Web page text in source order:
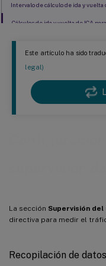
Este artículo ha sido
legal)
La sección Supervisión del
directiva para medir el
Recopilación de
Intervalo de cálculo de ida y vuelta
Cálculos de ida y vuelta de ICA